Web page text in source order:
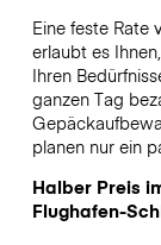
Eine feste Rate
erlaubt es
Ihren
ganzen Tag
planen nur ein
Halber Preis
Flughafen-